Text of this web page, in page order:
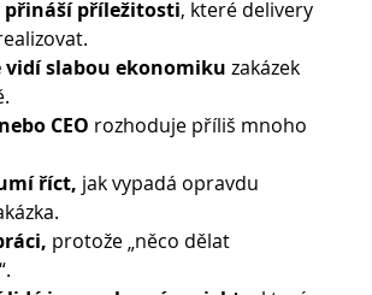
přináší příležitosti, které delivery
vidí slabou ekonomiku zakázek
CEO rozhoduje příliš mnoho
říct, jak vypadá opravdu
protože „něco dělat